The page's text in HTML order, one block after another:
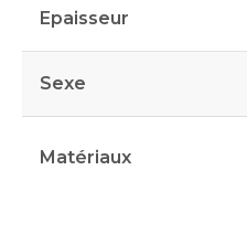
Epaisseur
Sexe
Matériaux